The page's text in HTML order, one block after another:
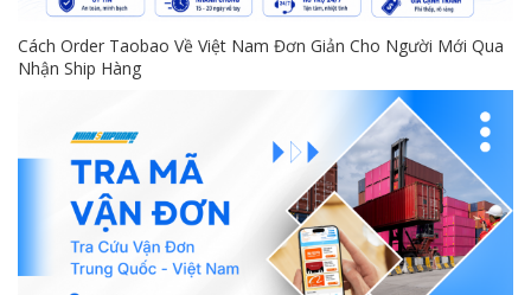
Cách Order Taobao Về Việt Nam Đơn Giản Cho Người Mới Qua
Nhận Ship Hàng